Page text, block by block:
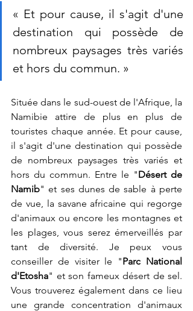
« Et pour cause, il s'agit d'une
destination qui possède de
nombreux paysages très variés
et hors du commun. »
Située dans le sud-ouest de l'Afrique, la
Namibie attire de plus en plus de
touristes chaque année. Et pour cause,
il s'agit d'une destination qui possède
de nombreux paysages très variés et
hors du commun. Entre le "Désert de
Namib" et ses dunes de sable à perte
de vue, la savane africaine qui regorge
d'animaux ou encore les montagnes et
les plages, vous serez émerveillés par
tant de diversité. Je peux vous
conseiller de visiter le "Parc National
d'Etosha" et son fameux désert de sel.
Vous trouverez également dans ce lieu
une grande concentration d'animaux